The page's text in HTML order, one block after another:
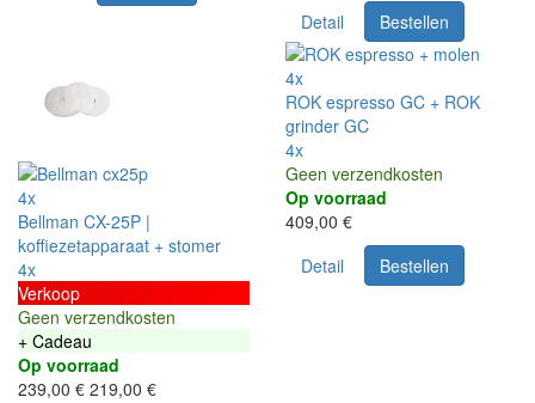
Detail
Bestellen
4x
Bellman CX-25P |
koffiezetapparaat + stomer
4x
Verkoop
Geen verzendkosten
+ Cadeau
Op voorraad
239,00 € 219,00 €
4x
ROK espresso GC + ROK
grinder GC
4x
Geen verzendkosten
Op voorraad
409,00 €
Detail
Bestellen